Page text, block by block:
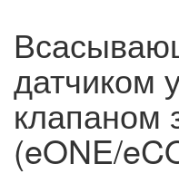
датчиком
клапаном
(eONE/